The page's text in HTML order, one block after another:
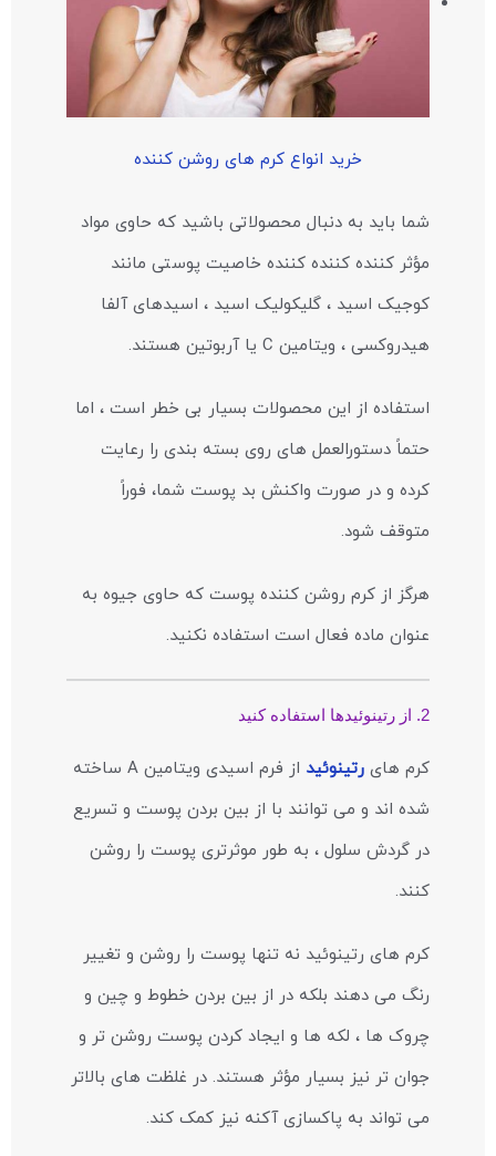
خرید انواع کرم های روشن کننده
شما باید به دنبال محصولاتی باشید که حاوی مواد
مؤثر کننده کننده کننده خاصیت پوستی مانند
کوجیک اسید ، گلیکولیک اسید ، اسیدهای آلفا
هیدروکسی ، ویتامین C یا آربوتین هستند.
استفاده از این محصولات بسیار بی خطر است ، اما
حتماً دستورالعمل های روی بسته بندی را رعایت
کرده و در صورت واکنش بد پوست شما، فوراً
متوقف شود.
هرگز از کرم روشن کننده پوست که حاوی جیوه به
عنوان ماده فعال است استفاده نکنید.
2. از رتینوئیدها استفاده کنید
کرم های رتینوئید
از فرم اسیدی ویتامین A ساخته
شده اند و می توانند با از بین بردن پوست و تسریع
در گردش سلول ، به طور موثرتری پوست را روشن
کنند.
کرم های رتینوئید نه تنها پوست را روشن و تغییر
رنگ می دهند بلکه در از بین بردن خطوط و چین و
چروک ها ، لکه ها و ایجاد کردن پوست روشن تر و
جوان تر نیز بسیار مؤثر هستند. در غلظت های بالاتر
می تواند به پاکسازی آکنه نیز کمک کند.